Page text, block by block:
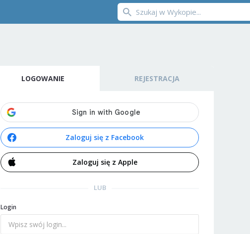
LOGOWANIE REJESTRACJA
Zaloguj się z Facebook
Zaloguj się z Apple
LUB
Login